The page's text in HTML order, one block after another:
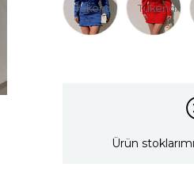
Tükendi Tükendi
Ürün